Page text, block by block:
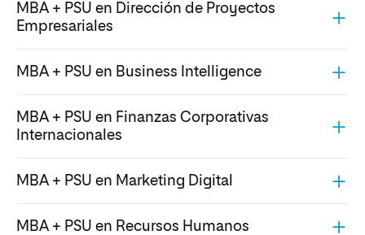
MBA + PSU en Dirección de Proyectos
Empresariales
MBA + PSU en Business Intelligence
MBA + PSU en Finanzas Corporativas
Internacionales
MBA + PSU en Marketing Digital
MBA + PSU en Recursos Humanos